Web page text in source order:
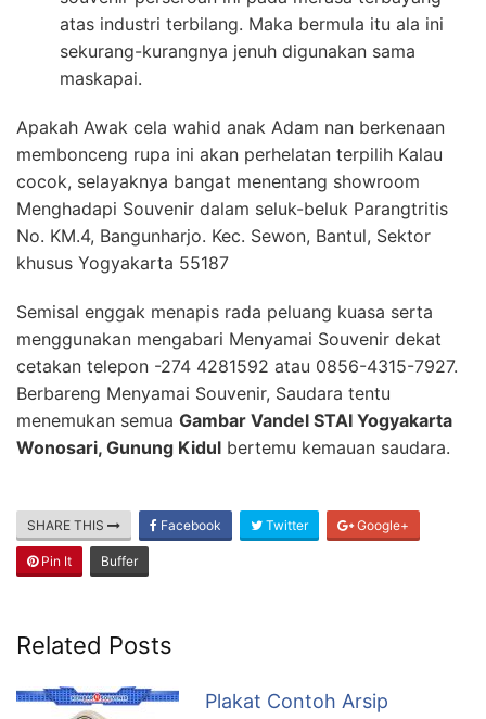
atas industri terbilang. Maka bermula itu ala ini
sekurang-kurangnya jenuh digunakan sama
maskapai.
Apakah Awak cela wahid anak Adam nan berkenaan
membonceng rupa ini akan perhelatan terpilih Kalau
cocok, selayaknya bangat menentang showroom
Menghadapi Souvenir dalam seluk-beluk Parangtritis
No. KM.4, Bangunharjo. Kec. Sewon, Bantul, Sektor
khusus Yogyakarta 55187
Semisal enggak menapis rada peluang kuasa serta
menggunakan mengabari Menyamai Souvenir dekat
cetakan telepon -274 4281592 atau 0856-4315-7927.
Berbareng Menyamai Souvenir, Saudara tentu
menemukan semua Gambar Vandel STAI Yogyakarta
Wonosari, Gunung Kidul bertemu kemauan saudara.
SHARE THIS Facebook Twitter Google+
Pin It Buffer
Related Posts
Plakat Contoh Arsip